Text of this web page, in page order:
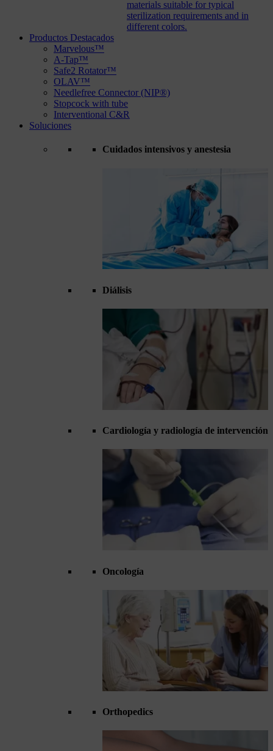
materials suitable for typical
sterilization requirements and in
different colors.
Productos Destacados
Marvelous™
A-Tap™
Safe2 Rotator™
OLAV™
Needlefree Connector (NIP®)
Stopcock with tube
Interventional C&R
Soluciones
Cuidados intensivos y anestesia
Diálisis
Cardiología y radiología de intervención
Oncología
Orthopedics